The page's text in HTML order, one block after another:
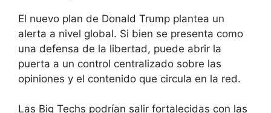
El nuevo plan de Donald Trump plantea un
alerta a nivel global. Si bien se presenta como
una defensa de la libertad, puede abrir la
puerta a un control centralizado sobre las
opiniones y el contenido que circula en la red.
Las Big Techs podrían salir fortalecidas con las